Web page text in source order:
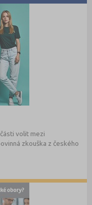
volit mezi
zkouška z českého